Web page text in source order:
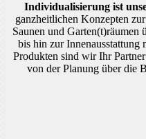
Individualisierung ist
ganzheitlichen Konzepten
Saunen und Garten(t)räumen
bis hin zur
Produkten sind wir Ihr
von der Planung über die